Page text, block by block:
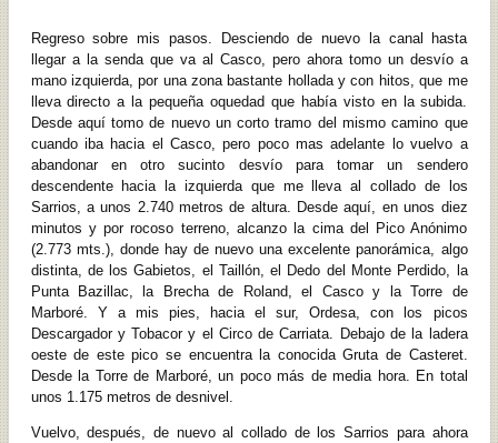
Regreso sobre mis pasos. Desciendo de nuevo la canal hasta
llegar a la senda que va al Casco, pero ahora tomo un desvío a
mano izquierda, por una zona bastante hollada y con hitos, que me
lleva directo a la pequeña oquedad que había visto en la subida.
Desde aquí tomo de nuevo un corto tramo del mismo camino que
cuando iba hacia el Casco, pero poco mas adelante lo vuelvo a
abandonar en otro sucinto desvío para tomar un sendero
descendente hacia la izquierda que me lleva al collado de los
Sarrios, a unos 2.740 metros de altura. Desde aquí, en unos diez
minutos y por rocoso terreno, alcanzo la cima del Pico Anónimo
(2.773 mts.), donde hay de nuevo una excelente panorámica, algo
distinta, de los Gabietos, el Taillón, el Dedo del Monte Perdido, la
Punta Bazillac, la Brecha de Roland, el Casco y la Torre de
Marboré. Y a mis pies, hacia el sur, Ordesa, con los picos
Descargador y Tobacor y el Circo de Carriata. Debajo de la ladera
oeste de este pico se encuentra la conocida Gruta de Casteret.
Desde la Torre de Marboré, un poco más de media hora. En total
unos 1.175 metros de desnivel.
Vuelvo, después, de nuevo al collado de los Sarrios para ahora